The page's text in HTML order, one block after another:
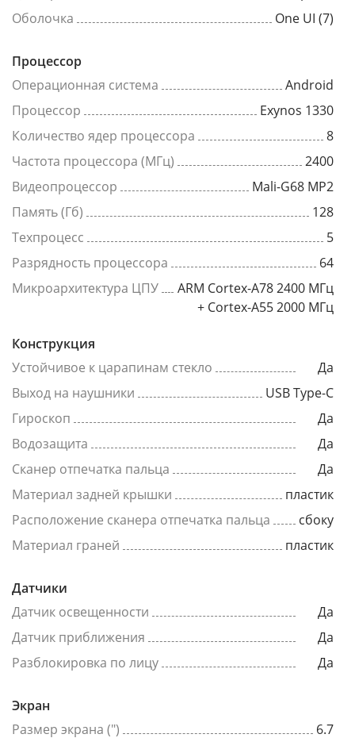
Оболочка
One UI (7)
Процессор
Операционная система
Android
Процессор
Exynos 1330
Количество ядер процессора
8
Частота процессора (МГц)
2400
Видеопроцессор
Mali-G68 MP2
Память (Гб)
128
Техпроцесс
5
Разрядность процессора
64
Микроархитектура ЦПУ
ARM Cortex-A78 2400 МГц
+ Cortex-A55 2000 МГц
Конструкция
Устойчивое к царапинам стекло
Да
Выход на наушники
USB Type-C
Гироскоп
Да
Водозащита
Да
Сканер отпечатка пальца
Да
Материал задней крышки
пластик
Расположение сканера отпечатка пальца
сбоку
Материал граней
пластик
Датчики
Датчик освещенности
Да
Датчик приближения
Да
Разблокировка по лицу
Да
Экран
Размер экрана (")
6.7